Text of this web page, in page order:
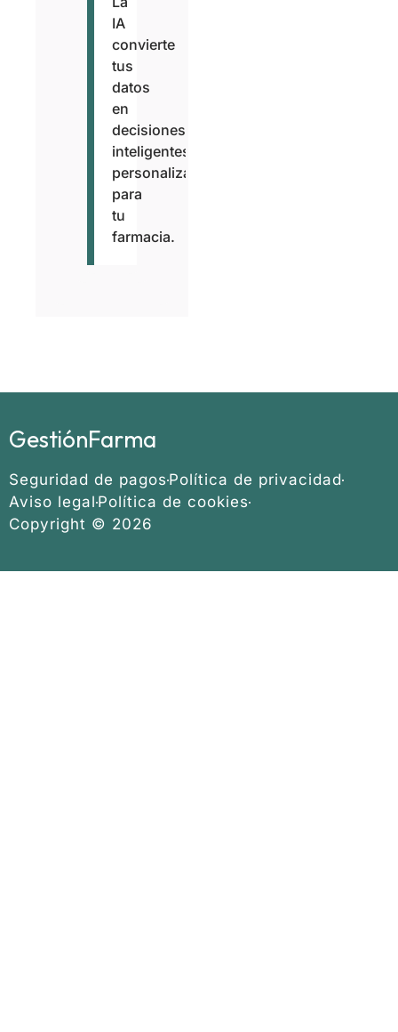
IA
convierte
tus
datos
en
decisiones
inteligentes,
personalizadas
para
tu
farmacia.
GestiónFarma
Seguridad de pagos Política de privacidad
Aviso legal Política de cookies
Copyright © 2026